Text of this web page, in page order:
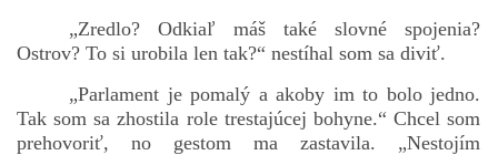
„Zredlo? Odkiaľ máš také slovné spojenia?
Ostrov? To si urobila len tak?“ nestíhal som sa diviť.
„Parlament je pomalý a akoby im to bolo jedno.
Tak som sa zhostila role trestajúcej bohyne.“ Chcel som
prehovoriť, no gestom ma zastavila. „Nestojím